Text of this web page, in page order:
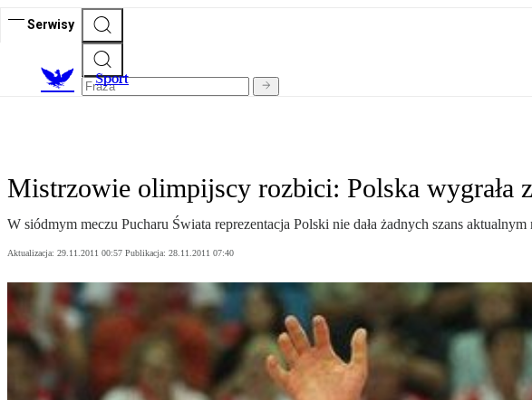
Serwisy
Sport
Mistrzowie olimpijscy rozbici: Polska wygrała
W siódmym meczu Pucharu Świata reprezentacja Polski nie dała żadnych szans
Aktualizacja: 29.11.2011 00:57 Publikacja: 28.11.2011 07:40